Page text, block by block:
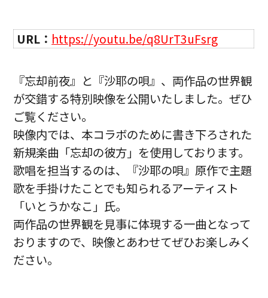
URL： https://youtu.be/q8UrT3uFsrg
『忘却前夜』と『沙耶の唄』、両作品の世界観
が交錯する特別映像を公開いたしました。ぜひ
ご覧ください。
映像内では、本コラボのために書き下ろされた
新規楽曲「忘却の彼方」を使用しております。
歌唱を担当するのは、『沙耶の唄』原作で主題
歌を手掛けたことでも知られるアーティスト
「いとうかなこ」氏。
両作品の世界観を見事に体現する一曲となって
おりますので、映像とあわせてぜひお楽しみく
ださい。